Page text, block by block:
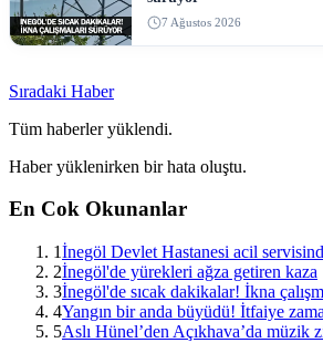
7 Ağustos 2026
Sıradaki Haber
Tüm haberler yüklendi.
Haber yüklenirken bir hata oluştu.
En Cok Okunanlar
1İnegöl Devlet Hastanesi acil
2İnegöl'de yürekleri ağza getiren kaza
3İnegöl'de sıcak dakikalar! İkna
4Yangın bir anda büyüdü! İtfaiye
5Aslı Hünel’den Açıkhava’da müzik